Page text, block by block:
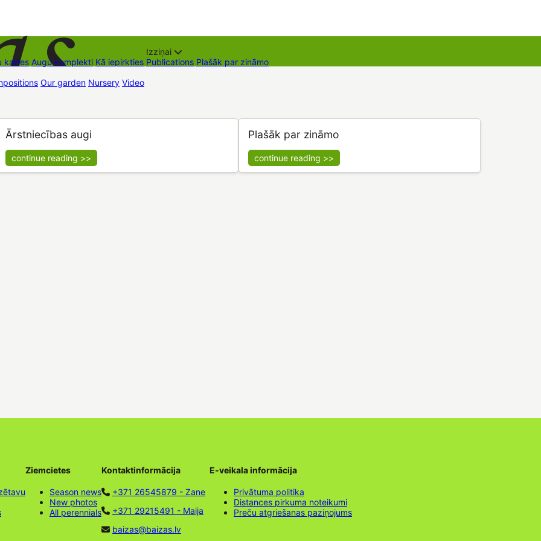
kartes Augu komplekti Kā iepirkties
Izziņai
Publications Plašāk par zināmo
Our garden Nursery Video
Ārstniecības augi
continue reading >>
Plašāk par zināmo
continue reading >>
Ziemcietes
Season news
New photos
All perennials
Kontaktinformācija
+371 26545879 - Zane
+371 29215491 - Maija
baizas@baizas.lv
E-veikala informācija
Privātuma politika
Distances pirkuma noteikumi
Preču atgriešanas paziņojums